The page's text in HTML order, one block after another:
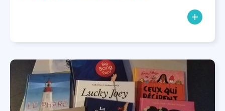
NON CLASSÉ